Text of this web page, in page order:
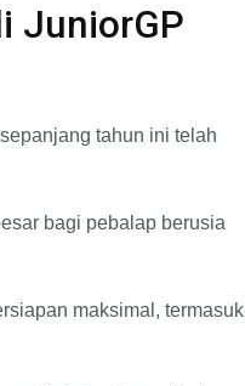
JuniorGP
tahun ini telah
bagi pebalap berusia
maksimal, termasuk